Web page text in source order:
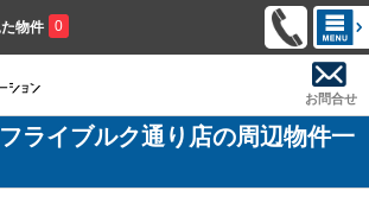
物件 0
お問合せ
ライブルク通り店の周辺物件一